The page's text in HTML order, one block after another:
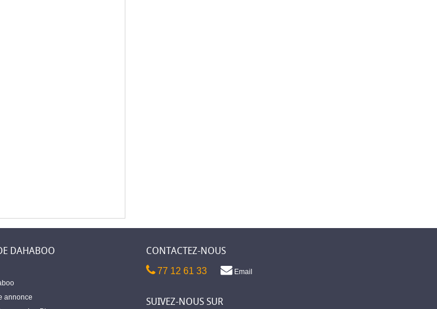
DAHABOO
annonce
CONTACTEZ-NOUS
77 12 61 33 Email
SUIVEZ-NOUS SUR